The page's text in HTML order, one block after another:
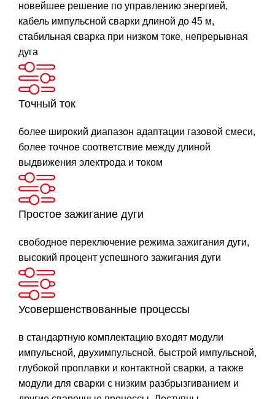
новейшее решение по управлению энергией,
кабель импульсной сварки длиной до 45 м,
стабильная сварка при низком токе, непрерывная
дуга
Точный ток
более широкий диапазон адаптации газовой смеси,
более точное соответствие между длиной
выдвижения электрода и током
Простое зажигание дуги
свободное переключение режима зажигания дуги,
высокий процент успешного зажигания дуги
Усовершенствованные процессы
в стандартную комплектацию входят модули
импульсной, двухимпульсной, быстрой импульсной,
глубокой проплавки и контактной сварки, а также
модули для сварки с низким разбрызгиванием и